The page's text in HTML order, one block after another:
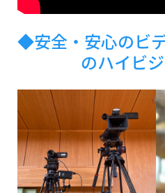
◆安全・安心のビ
のハイビ